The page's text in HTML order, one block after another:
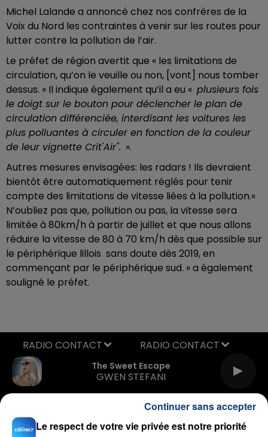
Michel Lalande a annoncé chez nos confrères de la
Voix du Nord les contraintes à venir sur les routes pour
lutter contre la pollution de l’air.
Le préfet de région avertit que « les limitations de
circulation, qu’on le veuille ou non, [vont] nous tomber
dessus. » Il indique également qu’il a eu « plusieurs fois
le doigt sur le bouton pour déclencher le plan de
circulation différenciée, interdisant les voitures les
plus polluantes à circuler en fonction de la couleur
de leur vignette Crit'Air". ».
Autres mesures envisagées: les radars ! Ils devraient
bientôt être automatiquement réglés pour tenir
compte des limitations de vitesse liées à la pollution.«
N’oubliez pas que, pollution ou pas, la vitesse sera
limitée à 80km/h à partir de juillet et que nous allons
réduire la vitesse de 80 à 70 km/h dès que possible sur
le périphérique lillois sans doute dès 2019, en
commençant par le périphérique sud. » a également
souligné le préfet.
The Sweet Escape
GWEN STEFANI
RADIO CONTACT
Le respect de votre vie privée est notre priorité
Continuer sans accepter